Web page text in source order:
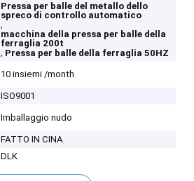
Pressa per balle del metallo dello
spreco di controllo automatico
,
macchina della pressa per balle della
ferraglia 200t
, Pressa per balle della ferraglia 50HZ
10 insiemi /month
ISO9001
Imballaggio nudo
FATTO IN CINA
DLK